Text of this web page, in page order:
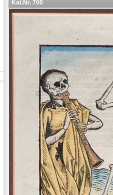
Kat.Nr. 700